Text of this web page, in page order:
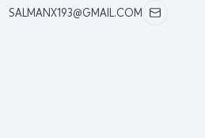
SALMANX193@GMAIL.COM